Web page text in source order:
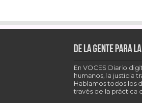
De la gente para
En VOCES Diario
humanos, la justicia
Hablamos todos los
través de la práctica